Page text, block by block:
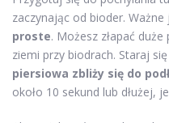
zaczynając od bioder. Ważne
proste. Możesz złapać
ziemi przy biodrach. Staraj
piersiowa zbliży się do
około 10 sekund lub dłużej,